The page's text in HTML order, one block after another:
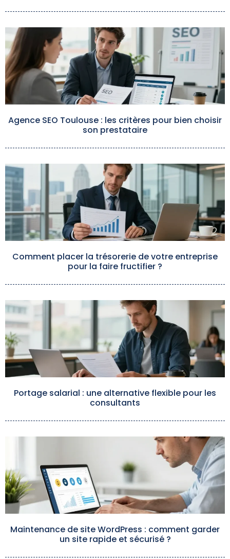
Agence SEO Toulouse : les critères pour bien choisir
son prestataire
Comment placer la trésorerie de votre entreprise
pour la faire fructifier ?
Portage salarial : une alternative flexible pour les
consultants
Maintenance de site WordPress : comment garder
un site rapide et sécurisé ?